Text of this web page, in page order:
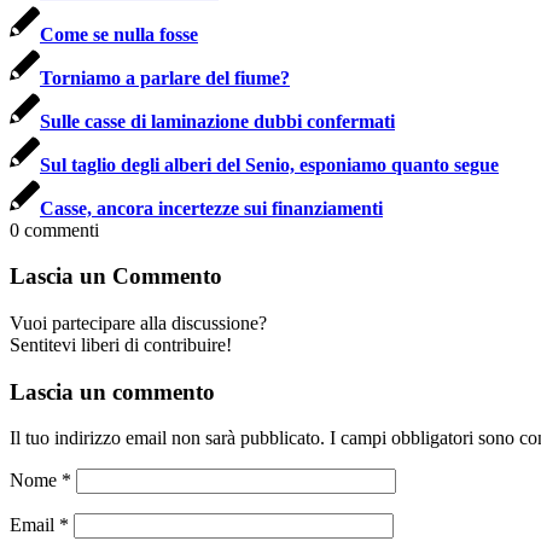
Come se nulla fosse
Torniamo a parlare del fiume?
Sulle casse di laminazione dubbi confermati
Sul taglio degli alberi del Senio, esponiamo quanto segue
Casse, ancora incertezze sui finanziamenti
0 commenti
Lascia un Commento
Vuoi partecipare alla discussione?
Sentitevi liberi di contribuire!
Lascia un commento
Il tuo indirizzo email non sarà pubblicato. I campi obbligatori sono
Nome *
Email *